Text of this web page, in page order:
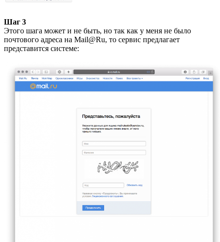
Шаг 3
Этого шага может и не быть, но так как у меня не было
почтового адреса на Mail@Ru, то сервис предлагает
представится системе: